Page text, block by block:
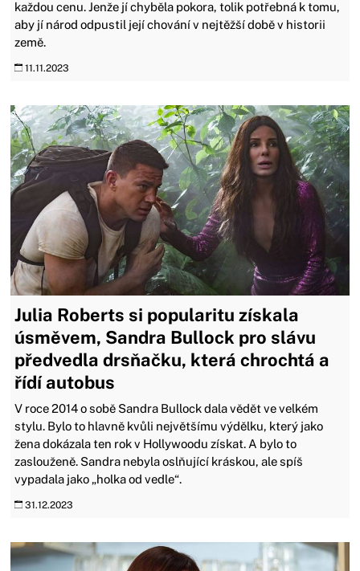
každou cenu. Jenže jí chyběla pokora, tolik potřebná k tomu,
aby jí národ odpustil její chování v nejtěžší době v historii
země.
11.11.2023
Julia Roberts si popularitu získala
úsměvem, Sandra Bullock pro slávu
předvedla drsňačku, která chrochtá a
řídí autobus
V roce 2014 o sobě Sandra Bullock dala vědět ve velkém
stylu. Bylo to hlavně kvůli největšímu výdělku, který jako
žena dokázala ten rok v Hollywoodu získat. A bylo to
zaslouženě. Sandra nebyla oslňující kráskou, ale spíš
vypadala jako „holka od vedle“.
31.12.2023